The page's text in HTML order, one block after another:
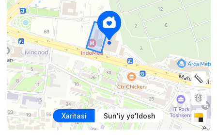
Xaritasi Sun'iy yo'ldosh